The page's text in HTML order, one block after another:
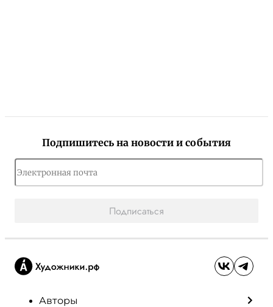
Подпишитесь на новости и события
Подписаться
Авторы